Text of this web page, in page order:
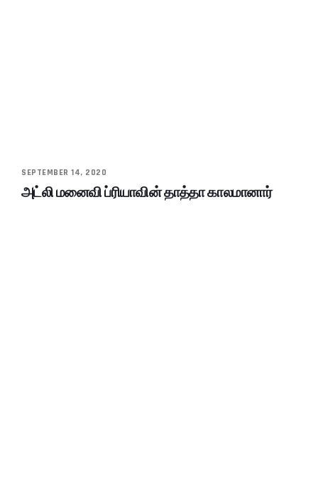
SEPTEMBER 14, 2020
அட்லி மனைவி ப்ரியாவின் தாத்தா காலமானார்